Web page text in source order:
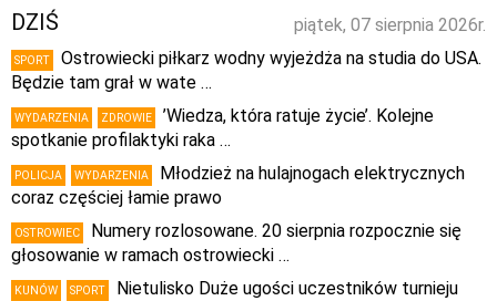
piątek, 07 sierpnia 2026r.
DZIŚ
SPORT
Ostrowiecki piłkarz wodny wyjeżdża na studia do USA.
Będzie tam grał w wate …
WYDARZENIA ZDROWIE
’Wiedza, która ratuje życie’. Kolejne
spotkanie profilaktyki raka …
POLICJA WYDARZENIA
Młodzież na hulajnogach elektrycznych
coraz częściej łamie prawo
OSTROWIEC
Numery rozlosowane. 20 sierpnia rozpocznie się
głosowanie w ramach ostrowiecki …
KUNÓW SPORT
Nietulisko Duże ugości uczestników turnieju